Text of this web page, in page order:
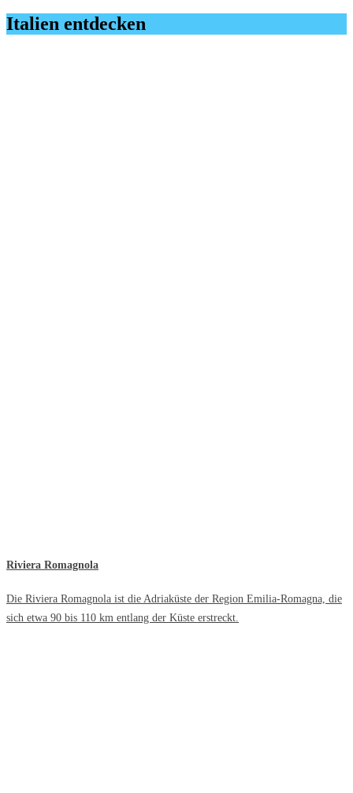
Italien entdecken
Riviera Romagnola
Die Riviera Romagnola ist die Adriaküste der Region Emilia-Romagna, die
sich etwa 90 bis 110 km entlang der Küste erstreckt.